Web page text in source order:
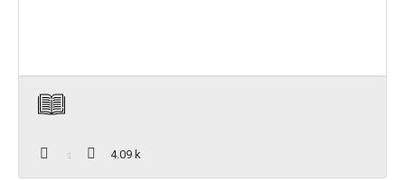
4.09 k